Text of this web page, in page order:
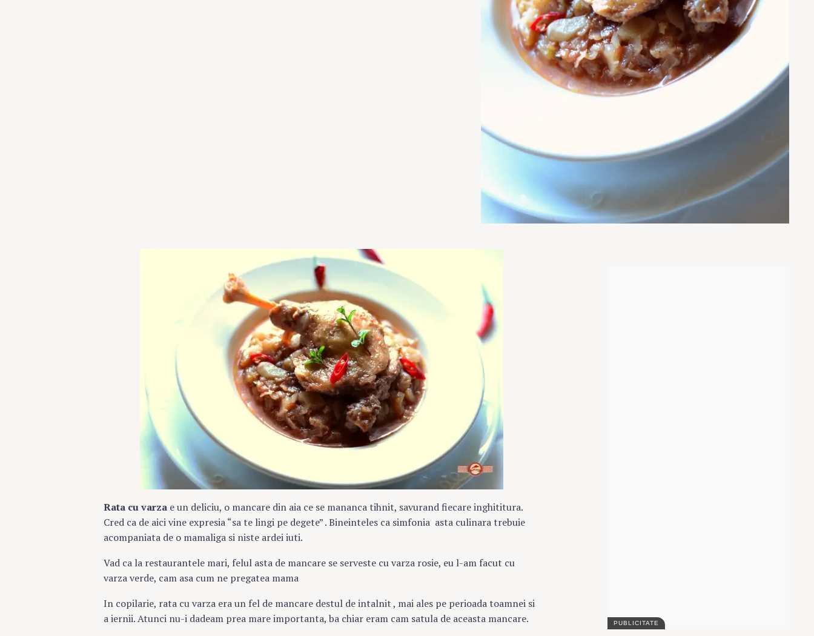
Rata cu varza e un deliciu, o mancare din aia ce se mananca tihnit, savurand fiecare inghititura.
Cred ca de aici vine expresia “sa te lingi pe degete” . Bineinteles ca simfonia asta culinara trebuie
acompaniata de o mamaliga si niste ardei iuti.
Vad ca la restaurantele mari, felul asta de mancare se serveste cu varza rosie, eu l-am facut cu
varza verde, cam asa cum ne pregatea mama
In copilarie, rata cu varza era un fel de mancare destul de intalnit , mai ales pe perioada toamnei si
a iernii. Atunci nu-i dadeam prea mare importanta, ba chiar eram cam satula de aceasta mancare.